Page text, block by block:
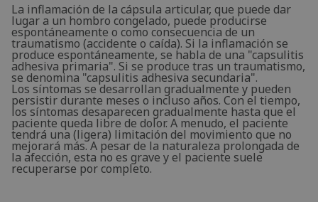
La inflamación de la cápsula articular, que puede dar
lugar a un hombro congelado, puede producirse
espontáneamente o como consecuencia de un
traumatismo (accidente o caída). Si la inflamación se
produce espontáneamente, se habla de una "capsulitis
adhesiva primaria". Si se produce tras un traumatismo,
se denomina "capsulitis adhesiva secundaria".
Los síntomas se desarrollan gradualmente y pueden
persistir durante meses o incluso años. Con el tiempo,
los síntomas desaparecen gradualmente hasta que el
paciente queda libre de dolor. A menudo, el paciente
tendrá una (ligera) limitación del movimiento que no
mejorará más. A pesar de la naturaleza prolongada de
la afección, esta no es grave y el paciente suele
recuperarse por completo.